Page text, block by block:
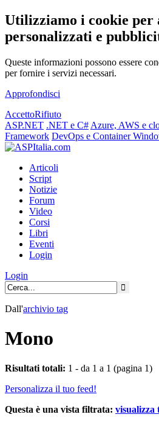
Utilizziamo i cookie per
personalizzati e
Queste informazioni possono essere
per fornire i servizi necessari.
Approfondisci
AccettoRifiuto
ASP.NET .NET e C# Azure, AWS e
Framework DevOps e Container
Articoli
Script
Notizie
Forum
Video
Corsi
Libri
Eventi
Login
Login
Dall'archivio tag
Mono
Risultati totali: 1 - da 1 a 1 (pagina 1)
Personalizza il tuo feed!
Questa è una vista filtrata: visualizza